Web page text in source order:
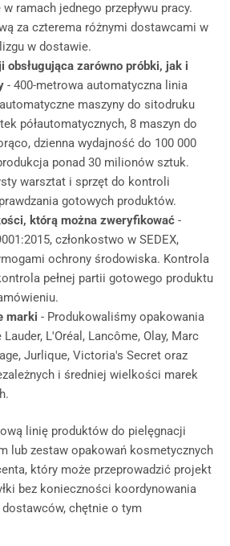
ramach jednego przepływu pracy.
za czterema różnymi dostawcami w
w dostawie.
obsługująca zarówno próbki, jak i
- 400-metrowa automatyczna linia
maszyny do sitodruku
półautomatycznych, 8 maszyn do
dzienna wydajność do 100 000
ponad 30 milionów sztuk.
warsztat i sprzęt do kontroli
gotowych produktów.
którą można zweryfikować-
członkostwo w SEDEX,
ochrony środowiska. Kontrola
pełnej partii gotowego produktu
marki - Produkowaliśmy opakowania
Lauder, L'Oréal, Lancôme, Olay, Marc
Jurlique, Victoria's Secret oraz
i średniej wielkości marek
linię produktów do pielęgnacji
lub zestaw opakowań kosmetycznych
który może przeprowadzić projekt
bez konieczności koordynowania
chętnie o tym